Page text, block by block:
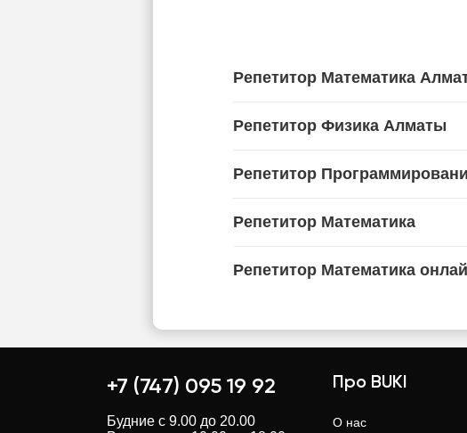
Репетитор Математика
Репетитор Физика Алматы
Репетитор
Репетитор Математика
Репетитор Математика
+7 (747) 095 19 92
Будние с 9.00 до 20.00
Про BUKI
О нас